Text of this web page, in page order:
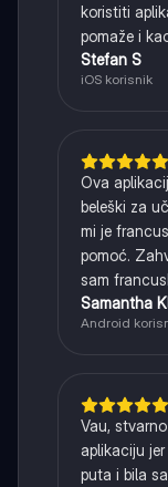
koristiti
pomaže i
Stefan S
iOS korisnik
Ova
beleški za
mi je
pomoć.
sam
Samantha
Android
Vau,
aplikaciju
puta i bila